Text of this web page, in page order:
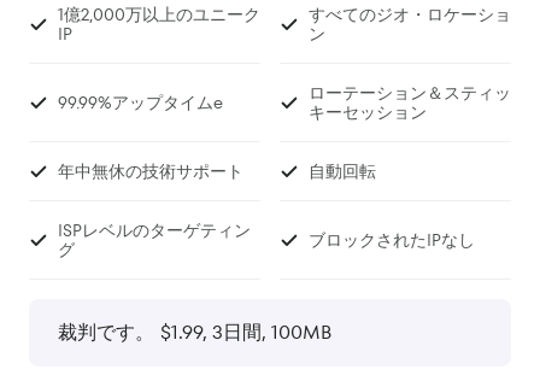
1億2,000万以上のユニーク
IP
すべてのジオ・ロケーショ
ン
99.99%アップタイムe
ローテーション＆スティッ
キーセッション
年中無休の技術サポート 自動回転
ISPレベルのターゲティン
グ
ブロックされたIPなし
裁判です。 $1.99, 3日間, 100MB